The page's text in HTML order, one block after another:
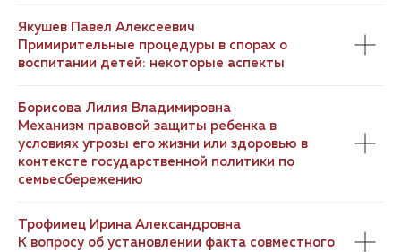
Якушев Павел Алексеевич
Примирительные процедуры в спорах о
воспитании детей: некоторые аспекты
Борисова Лилия Владимировна
Механизм правовой защиты ребенка в
условиях угрозы его жизни или здоровью в
контексте государственной политики по
семьесбережению
Трофимец Ирина Александровна
К вопросу об установлении факта совместного